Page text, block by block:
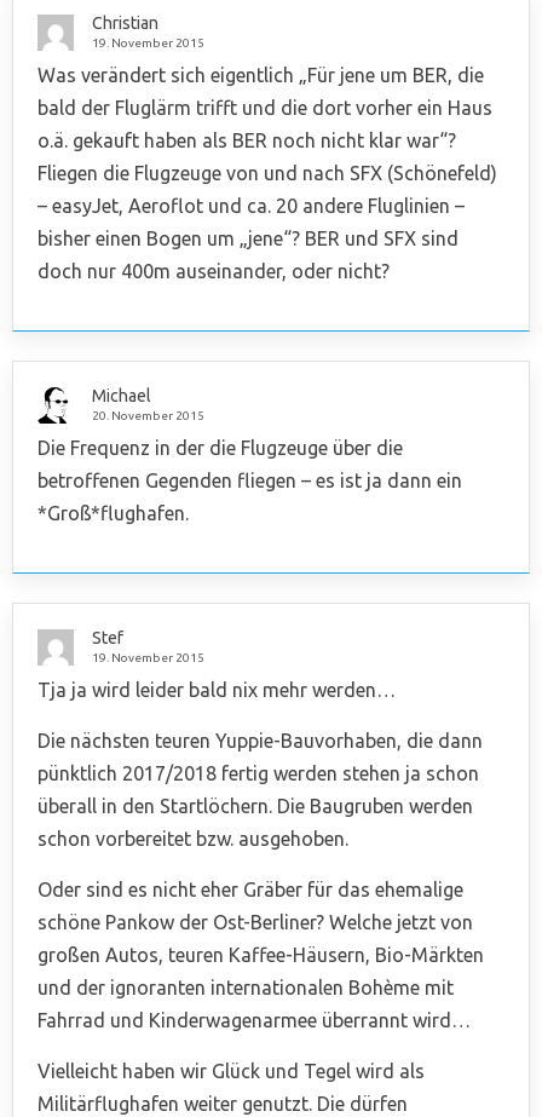
Christian
19. November 2015
Was verändert sich eigentlich „Für jene um BER, die
bald der Fluglärm trifft und die dort vorher ein Haus
o.ä. gekauft haben als BER noch nicht klar war“?
Fliegen die Flugzeuge von und nach SFX (Schönefeld)
– easyJet, Aeroflot und ca. 20 andere Fluglinien –
bisher einen Bogen um „jene“? BER und SFX sind
doch nur 400m auseinander, oder nicht?
Michael
20. November 2015
Die Frequenz in der die Flugzeuge über die
betroffenen Gegenden fliegen – es ist ja dann ein
*Groß*flughafen.
Stef
19. November 2015
Tja ja wird leider bald nix mehr werden…
Die nächsten teuren Yuppie-Bauvorhaben, die dann
pünktlich 2017/2018 fertig werden stehen ja schon
überall in den Startlöchern. Die Baugruben werden
schon vorbereitet bzw. ausgehoben.
Oder sind es nicht eher Gräber für das ehemalige
schöne Pankow der Ost-Berliner? Welche jetzt von
großen Autos, teuren Kaffee-Häusern, Bio-Märkten
und der ignoranten internationalen Bohème mit
Fahrrad und Kinderwagenarmee überrannt wird…
Vielleicht haben wir Glück und Tegel wird als
Militärflughafen weiter genutzt. Die dürfen